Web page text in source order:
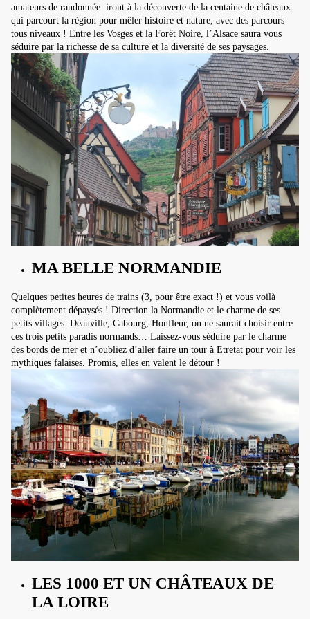
amateurs de randonnée iront à la découverte de la centaine de châteaux
qui parcourt la région pour mêler histoire et nature, avec des parcours
tous niveaux ! Entre les Vosges et la Forêt Noire, l’Alsace saura vous
séduire par la richesse de sa culture et la diversité de ses paysages.
MA BELLE NORMANDIE
Quelques petites heures de trains (3, pour être exact !) et vous voilà
complètement dépaysés ! Direction la Normandie et le charme de ses
petits villages. Deauville, Cabourg, Honfleur, on ne saurait choisir entre
ces trois petits paradis normands… Laissez-vous séduire par le charme
des bords de mer et n’oubliez d’aller faire un tour à Etretat pour voir les
mythiques falaises. Promis, elles en valent le détour !
LES 1000 ET UN CHÂTEAUX DE
LA LOIRE